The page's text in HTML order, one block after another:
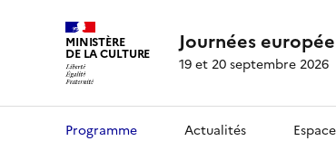
MINISTÈRE
DE LA CULTURE Journées
19 et 20 septembre 2026
Programme Actualités